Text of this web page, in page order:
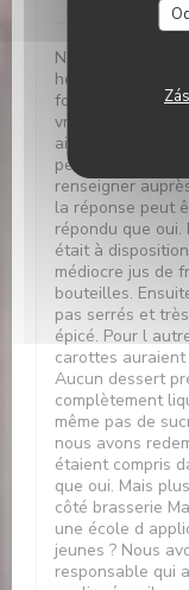
Nous étions
heure Plus de
fonds de
vraiment un fond
ailleurs nous
petit étudiant n
renseigner
la réponse peut
répondu que oui.
était à
médiocre jus de
bouteilles.
pas serrés et
épicé. Pour l
carottes
Aucun dessert
complètement
même pas de
nous avons
étaient compris
que oui. Mais
côté brasserie
une école d
jeunes ? Nous
responsable qui